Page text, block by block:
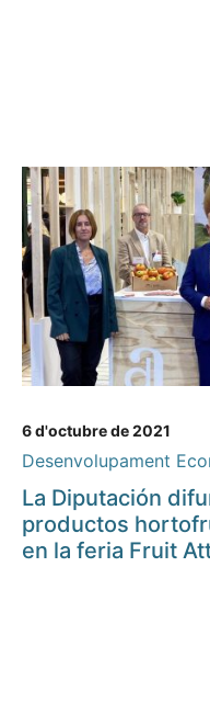
6 d'octubre de 2021
Desenvolupament
La Diputación
productos
en la feria Fruit